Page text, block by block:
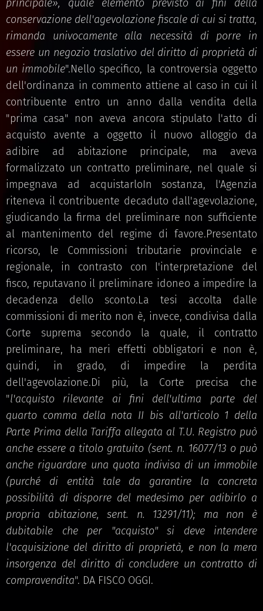
principale», quale elemento previsto ai fini della
conservazione dell'agevolazione fiscale di cui si tratta,
rimanda univocamente alla necessità di porre in
essere un negozio traslativo del diritto di proprietà di
un immobile".Nello specifico, la controversia oggetto
dell'ordinanza in commento attiene al caso in cui il
contribuente entro un anno dalla vendita della
"prima casa" non aveva ancora stipulato l'atto di
acquisto avente a oggetto il nuovo alloggio da
adibire ad abitazione principale, ma aveva
formalizzato un contratto preliminare, nel quale si
impegnava ad acquistarloIn sostanza, l'Agenzia
riteneva il contribuente decaduto dall'agevolazione,
giudicando la firma del preliminare non sufficiente
al mantenimento del regime di favore.Presentato
ricorso, le Commissioni tributarie provinciale e
regionale, in contrasto con l'interpretazione del
fisco, reputavano il preliminare idoneo a impedire la
decadenza dello sconto.La tesi accolta dalle
commissioni di merito non è, invece, condivisa dalla
Corte suprema secondo la quale, il contratto
preliminare, ha meri effetti obbligatori e non è,
quindi, in grado, di impedire la perdita
dell'agevolazione.Di più, la Corte precisa che
"l'acquisto rilevante ai fini dell'ultima parte del
quarto comma della nota II bis all'articolo 1 della
Parte Prima della Tariffa allegata al T.U. Registro può
anche essere a titolo gratuito (sent. n. 16077/13 o può
anche riguardare una quota indivisa di un immobile
(purché di entità tale da garantire la concreta
possibilità di disporre del medesimo per adibirlo a
propria abitazione, sent. n. 13291/11); ma non è
dubitabile che per "acquisto" si deve intendere
l'acquisizione del diritto di proprietà, e non la mera
insorgenza del diritto di concludere un contratto di
compravendita". DA FISCO OGGI.